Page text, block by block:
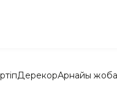
ДерекқорАрнайы жоба